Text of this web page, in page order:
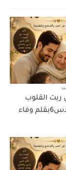
ربت القلوب
الفصل السادس6بقلم وفاء